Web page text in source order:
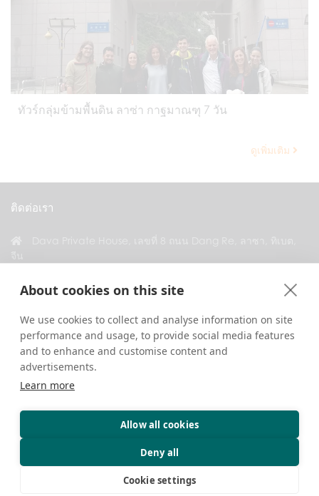
About cookies on this site
We use cookies to collect and analyse information on site
performance and usage, to provide social media features
and to enhance and customise content and
advertisements.
Learn more
Allow all cookies
Deny all
Cookie settings
ทัวร์กลุ่มข้ามพื้นดิน ลาซ่า กาฐมาณฑุ 7 วัน
ดูเพิ่มเติม
ติดต่อเรา
เชื่อมต่อกับเรา
ลิขสิทธิ์ © 2026. สงวนลิขสิทธิ์ทุกประการ.
ความเป็นส่วนตัว